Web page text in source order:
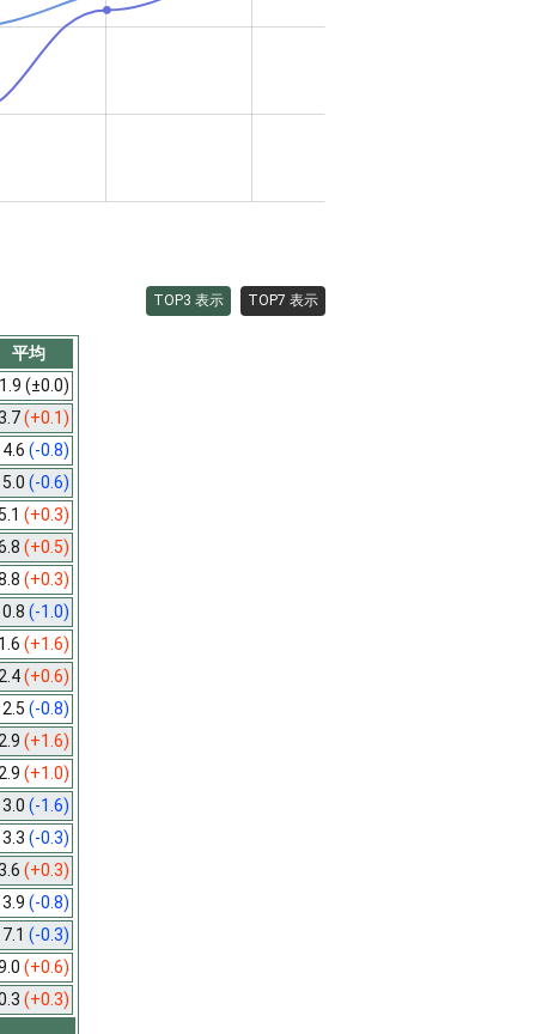
TOP3 表示 TOP7 表示
平均
1.9 (±0.0)
(+0.1)
4.6 (-0.8)
5.0 (-0.6)
(+0.3)
(+0.5)
(+0.3)
(-1.0)
(+1.6)
(+0.6)
(-0.8)
(+1.6)
(+1.0)
(-1.6)
(-0.3)
(+0.3)
(-0.8)
(-0.3)
(+0.6)
(+0.3)